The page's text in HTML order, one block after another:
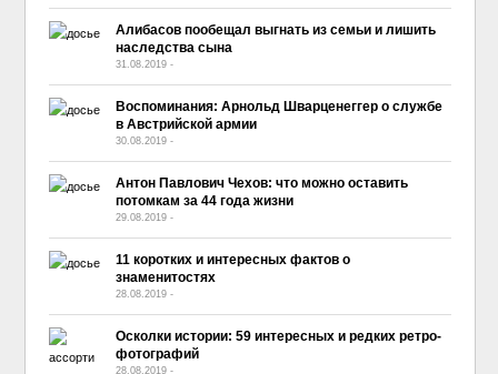
Алибасов пообещал выгнать из семьи и лишить
наследства сына
31.08.2019 -
Воспоминания: Арнольд Шварценеггер о службе
в Австрийской армии
30.08.2019 -
Антон Павлович Чехов: что можно оставить
потомкам за 44 года жизни
29.08.2019 -
11 коротких и интересных фактов о
знаменитостях
28.08.2019 -
Осколки истории: 59 интересных и редких ретро-
фотографий
28.08.2019 -